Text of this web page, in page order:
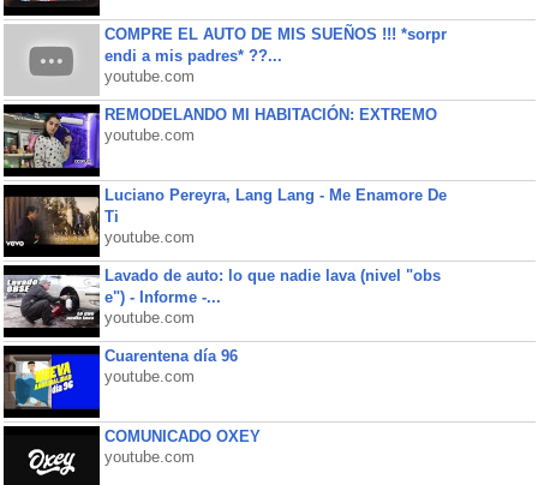
COMPRE EL AUTO DE MIS SUEÑOS !!! *sorpr
endi a mis padres* ??...
youtube.com
REMODELANDO MI HABITACIÓN: EXTREMO
youtube.com
Luciano Pereyra, Lang Lang - Me Enamore De
Ti
youtube.com
Lavado de auto: lo que nadie lava (nivel "obs
e") - Informe -...
youtube.com
Cuarentena día 96
youtube.com
COMUNICADO OXEY
youtube.com